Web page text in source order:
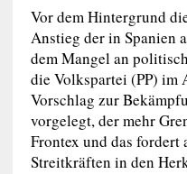
Vor dem Hintergrund
Anstieg der in Spanien
dem Mangel an
die Volkspartei (PP) im
Vorschlag zur
vorgelegt, der mehr
Frontex und das fordert
Streitkräften in den